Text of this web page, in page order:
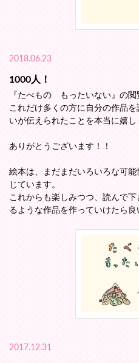
2018.06.23
1000人！
『たべもの もったいない』の閲
これだけ多くの方に自分の作品
いが伝えられたことを本当に嬉し
ありがとうございます！！
絵本は、まだまだいろいろな可
じています。
これからも楽しみつつ、読んで
るような作品を作っていけたら良
2017.12.31